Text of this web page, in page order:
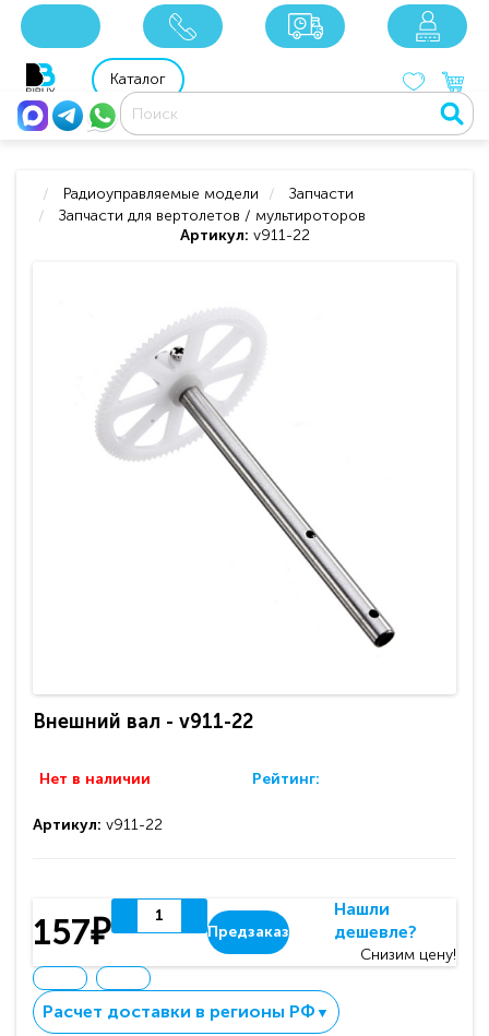
8 800 201 92 06
Каталог
Радиоуправляемые модели
Запчасти
Запчасти для вертолетов / мультироторов
Артикул: v911-22
Внешний вал - v911-22
Нет в наличии Рейтинг:
Артикул: v911-22
157₽ Предзаказ
Нашли
дешевле?
Снизим цену!
Расчет доставки в регионы РФ ▼
xxx